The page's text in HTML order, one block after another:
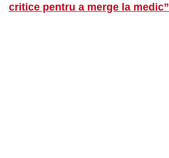
critice pentru a merge la medic”